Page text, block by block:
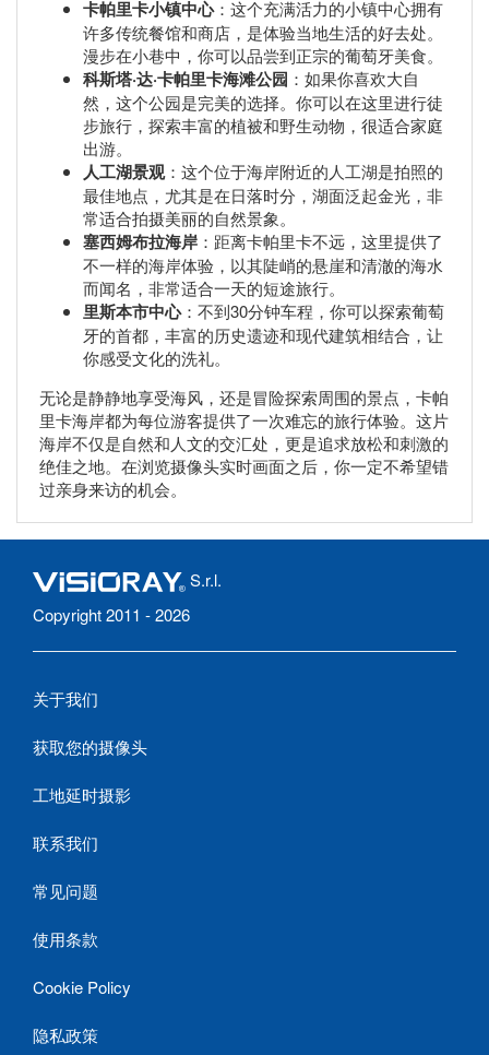
卡帕里卡小镇中心：这个充满活力的小镇中心拥有
许多传统餐馆和商店，是体验当地生活的好去处。
漫步在小巷中，你可以品尝到正宗的葡萄牙美食。
科斯塔·达·卡帕里卡海滩公园 ：如果你喜欢大自
然，这个公园是完美的选择。你可以在这里进行徒
步旅行，探索丰富的植被和野生动物，很适合家庭
出游。
人工湖景观：这个位于海岸附近的人工湖是拍照的
最佳地点，尤其是在日落时分，湖面泛起金光，非
常适合拍摄美丽的自然景象。
塞西姆布拉海岸 ：距离卡帕里卡不远，这里提供了
不一样的海岸体验，以其陡峭的悬崖和清澈的海水
而闻名，非常适合一天的短途旅行。
里斯本市中心：不到30分钟车程，你可以探索葡萄
牙的首都，丰富的历史遗迹和现代建筑相结合，让
你感受文化的洗礼。
无论是静静地享受海风，还是冒险探索周围的景点，卡帕
里卡海岸都为每位游客提供了一次难忘的旅行体验。这片
海岸不仅是自然和人文的交汇处，更是追求放松和刺激的
绝佳之地。在浏览摄像头实时画面之后，你一定不希望错
过亲身来访的机会。
S.r.l.
Copyright 2011 - 2026
关于我们
获取您的摄像头
工地延时摄影
联系我们
常见问题
使用条款
Cookie Policy
隐私政策